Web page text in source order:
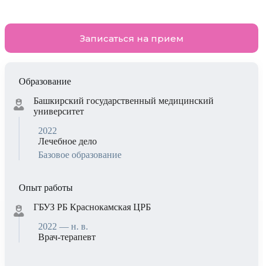
Записаться на прием
Образование
Башкирский государственный медицинский
университет
2022
Лечебное дело
Базовое образование
Опыт работы
ГБУЗ РБ Краснокамская ЦРБ
2022 — н. в.
Врач-терапевт